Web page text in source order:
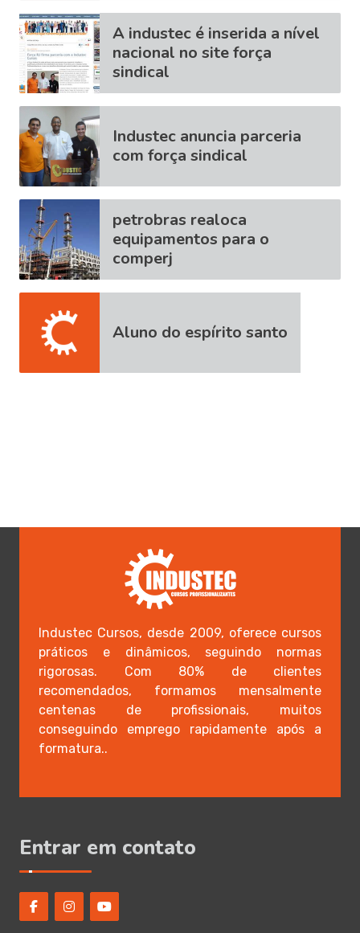
A industec é inserida a nível
nacional no site força
sindical
Industec anuncia parceria
com força sindical
petrobras realoca
equipamentos para o
comperj
Aluno do espírito santo
Industec Cursos, desde 2009, oferece cursos
práticos e dinâmicos, seguindo normas
rigorosas. Com 80% de clientes
recomendados, formamos mensalmente
centenas de profissionais, muitos
conseguindo emprego rapidamente após a
formatura..
Entrar em contato